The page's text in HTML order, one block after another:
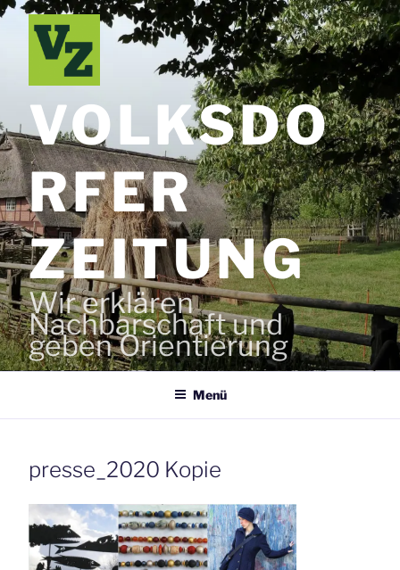
Zum
Inhalt
springen
VOLKSDO
RFER
ZEITUNG
Wir erklären
Nachbarschaft und
geben Orientierung
Menü
presse_2020 Kopie